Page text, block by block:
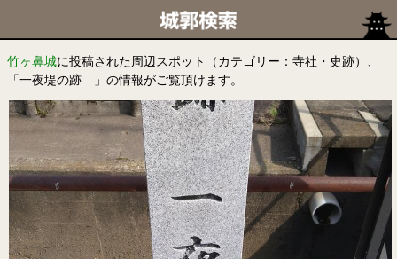
竹ヶ鼻城に投稿された周辺スポット（カテゴリー：寺社・史跡）、
「一夜堤の跡 」の情報がご覧頂けます。